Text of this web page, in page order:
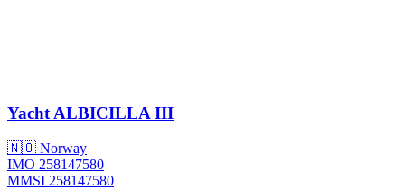
Yacht ALBICILLA III
🇳🇴 Norway
IMO 258147580
MMSI 258147580